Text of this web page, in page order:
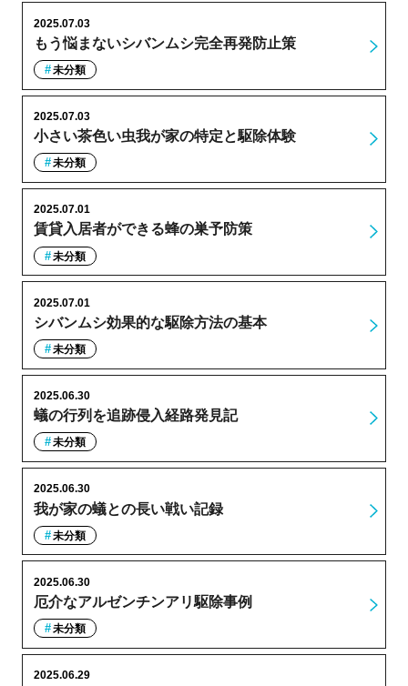
もう悩まないシバンムシ完全再発防止策
2025.07.03
未分類
小さい茶色い虫我が家の特定と駆除体験
2025.07.03
未分類
賃貸入居者ができる蜂の巣予防策
2025.07.01
未分類
シバンムシ効果的な駆除方法の基本
2025.07.01
未分類
蟻の行列を追跡侵入経路発見記
2025.06.30
未分類
我が家の蟻との長い戦い記録
2025.06.30
未分類
厄介なアルゼンチンアリ駆除事例
2025.06.30
未分類
2025.06.29